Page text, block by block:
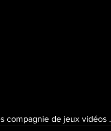
compagnie de jeux vidéos .